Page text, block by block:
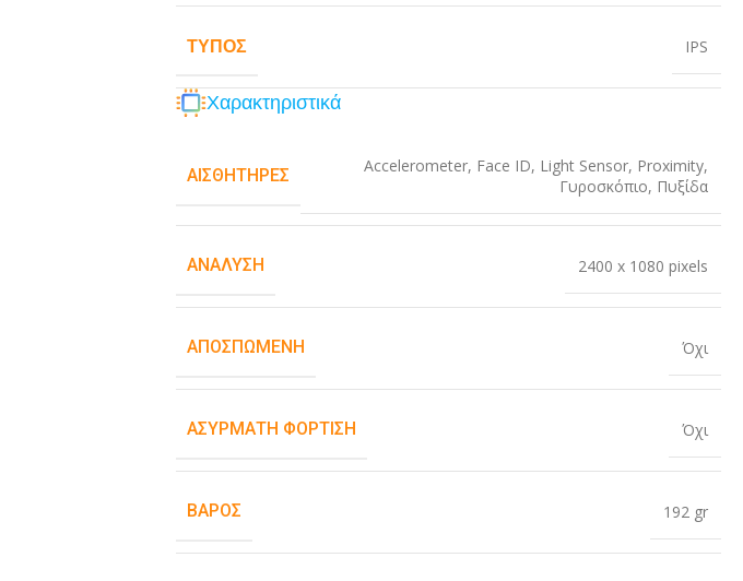
ΤΎΠΟΣ IPS
Χαρακτηριστικά
ΑΙΣΘΗΤΉΡΕΣ Accelerometer, Face ID, Light Sensor, Proximity,
Γυροσκόπιο, Πυξίδα
ΑΝΆΛΥΣΗ 2400 x 1080 pixels
ΑΠΟΣΠΏΜΕΝΗ Όχι
ΑΣΎΡΜΑΤΗ ΦΌΡΤΙΣΗ Όχι
ΒΆΡΟΣ 192 gr